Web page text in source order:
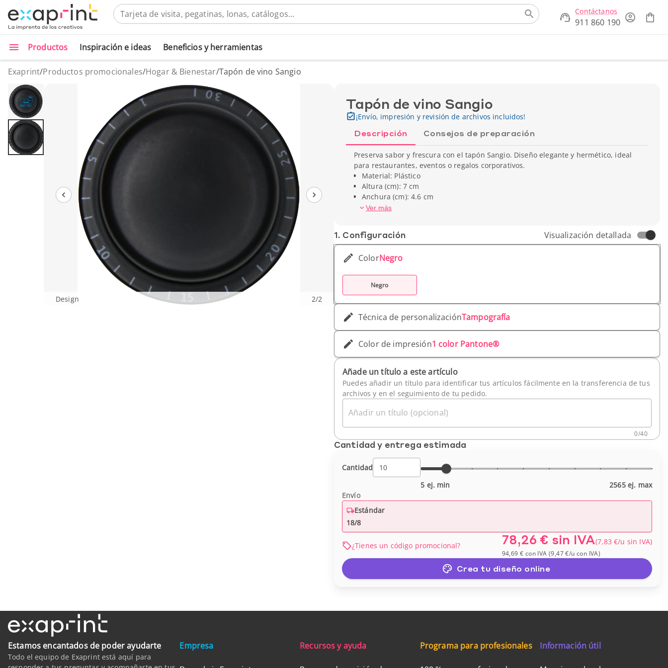
Contáctanos
911 860 190
Productos Inspiración e ideas Beneficios y herramientas
Exaprint/Productos promocionales/Hogar & Bienestar/Tapón de vino Sangio
Design 2/2
Tapón de vino Sangio
¡Envío, impresión y revisión de archivos incluidos!
Descripción Consejos de preparación
Preserva sabor y frescura con el tapón Sangio. Diseño elegante y hermético, ideal
para restaurantes, eventos o regalos corporativos.
Material: Plástico
Altura (cm): 7 cm
Anchura (cm): 4.6 cm
Peso unitario: 53 gr
Ver más
1. Conf­iguración Visualización detallada
ColorNegro
Negro
Técnica de personalizaciónTampografía
Color de impresión1 color Pantone®
Añade un título a este artículo
Puedes añadir un título para identificar tus artículos fácilmente en la transferencia de tus
archivos y en el seguimiento de tu pedido.
Añadir un título (opcional)
0/40
Cantidad y entrega estimada
Cantidad
5 ej. min
2565 ej. max
Envío
Estándar
18/8
¿Tienes un código promocional? 78,26 € sin IVA(7,83 €/u sin IVA)
94,69 € con IVA (9,47 €/ucon IVA)
Crea tu diseño online
Estamos encantados de poder ayudarte
Todo el equipo de Exaprint está aquí para
Empresa Recursos y ayuda Programa para profesionales Información útil